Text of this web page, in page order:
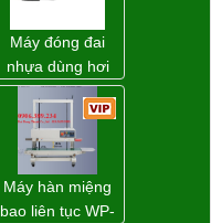
Máy đóng đai
nhựa dùng hơi
khí nén WP-20
Máy hàn miệng
bao liên tục WP-